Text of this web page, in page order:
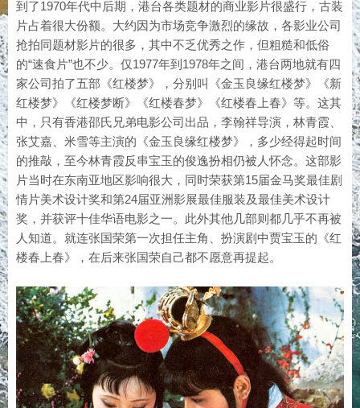
到了1970年代中后期，港台各类题材的商业影片很盛行，古装
片占着很大份额。大约因为市场竞争激烈的缘故，各影业公司
抢拍同题材影片的很多，其中不乏优秀之作，但粗糙和低俗
的“速食片”也不少。仅1977年到1978年之间，港台两地就有四
家公司拍了五部《红楼梦》，分别叫《金玉良缘红楼梦》《新
红楼梦》《红楼梦断》《红楼春梦》《红楼春上春》等。这其
中，只有香港邵氏兄弟电影公司出品，李翰祥导演，林青霞、
张艾嘉、米雪等主演的《金玉良缘红楼梦》，多少经得起时间
的推敲，至今林青霞反串宝玉的俊逸扮相仍被人怀念。这部影
片当时在东南亚地区影响很大，同时荣获第15届金马奖最佳剧
情片美术设计奖和第24届亚洲影展最佳服装及最佳美术设计
奖，并获评十佳华语电影之一。此外其他几部则都几乎不再被
人知道。就连张国荣第一次担任主角、扮演剧中贾宝玉的《红
楼春上春》，在后来张国荣自己都不愿意再提起。